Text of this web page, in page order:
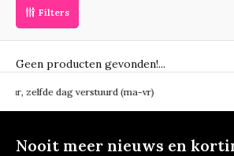
Filters
Geen producten gevonden!...
dag verstuurd (ma-vr)
Nooit meer nieuws en